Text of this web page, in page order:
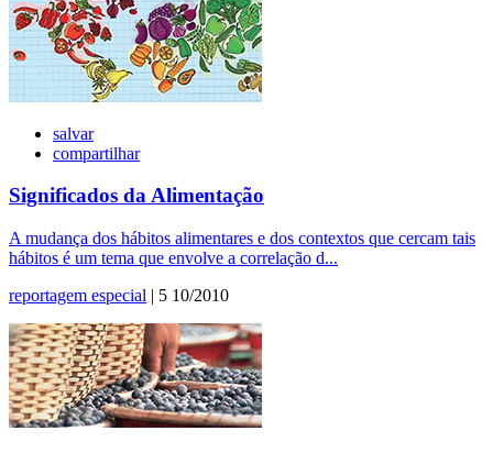
salvar
compartilhar
Significados da Alimentação
A mudança dos hábitos alimentares e dos contextos que cercam tais
hábitos é um tema que envolve a correlação d...
reportagem especial | 5 10/2010